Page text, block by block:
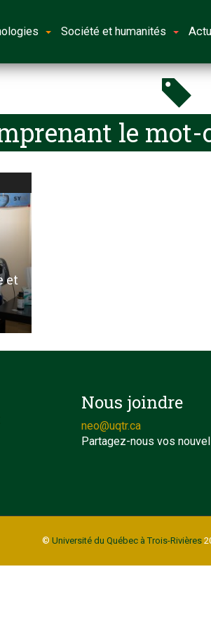
Société et humanités
le mot-
et
Nous joindre
neo@uqtr.ca
Partagez-nous vos
© Université du Québec à Trois-Rivières